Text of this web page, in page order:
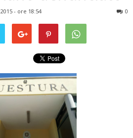
- ore 18:54 0